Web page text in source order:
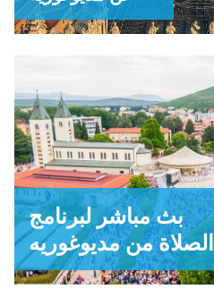
بث مباشر لبرنامج
الصلاة من مديوغوريه